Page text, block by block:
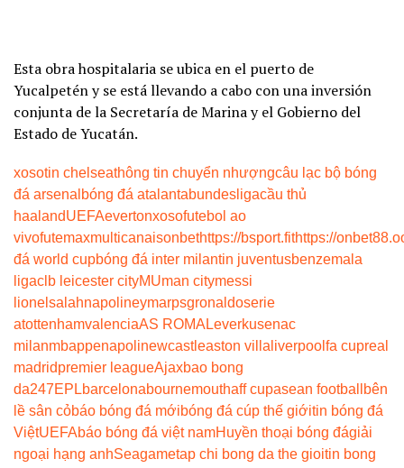
Esta obra hospitalaria se ubica en el puerto de
Yucalpetén y se está llevando a cabo con una inversión
conjunta de la Secretaría de Marina y el Gobierno del
Estado de Yucatán.
xosotin chelseathông tin chuyển nhượngcâu lạc bộ bóng
đá arsenal bóng đá atalantabundesligacầu thủ
haalandUEFAevertonxosofutebol ao
vivofutemaxmulticanaisonbethttps://bsport.fithttps://
đá world cupbóng đá inter milantin juventusbenzema la
ligaclb leicester cityMUman citymessi
lionel salahnapolineymarpsgronaldoserie
atottenhamvalenciaAS ROMA Leverkusenac
milanmbappenapolinewcastleaston villa liverpool fa cupreal
madridpremier leagueAjaxbao bong
da247EPLbarcelonabournemouthaff cupasean football
bên
lề sân cỏbáo bóng đá mớibóng đá cúp thế giớitin bóng đá
ViệtUEFAbáo bóng đá việt namHuyền thoại bóng đágiải
ngoại hạng anhSeagametap chi bong da the gioitin bong